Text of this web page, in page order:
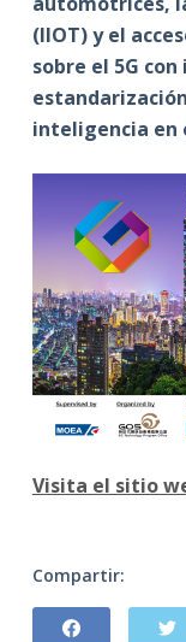
(IIOT) y el
sobre el 5G
inteligencia en
Visita el sitio
Compartir: